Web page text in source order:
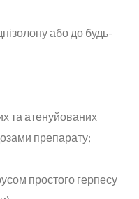
або до будь-
та атенуйованих
препарату;
простого герпесу